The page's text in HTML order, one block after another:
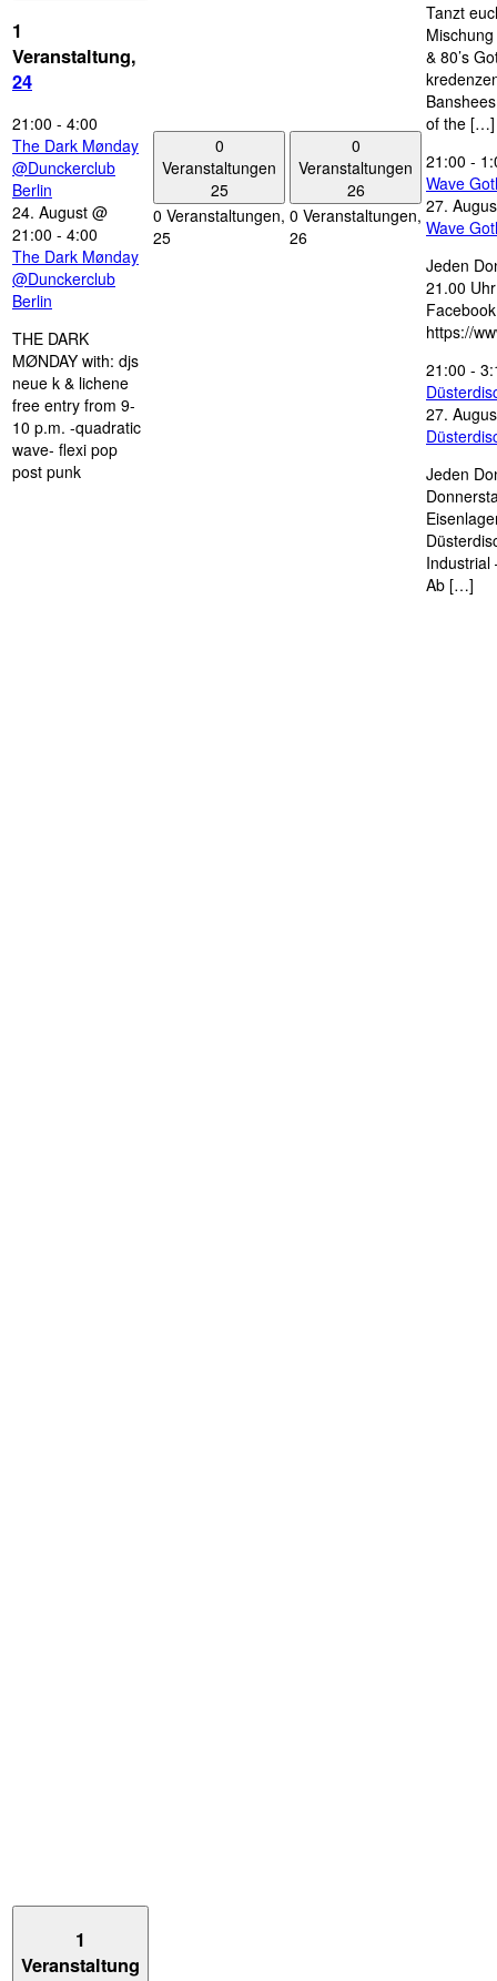
1
Veranstaltung,
24
21:00 - 4:00
The Dark Mønday
@Dunckerclub
Berlin
24. August @
21:00 - 4:00
The Dark Mønday
@Dunckerclub
Berlin
THE DARK
MØNDAY with: djs
neue k & lichene
free entry from 9-
10 p.m. -quadratic
wave- flexi pop
post punk
0
Veranstaltungen
25
0 Veranstaltungen,
25
0
Veranstaltungen
26
0 Veranstaltungen,
26
Tanzt
& 80’s
of the […]
21:00 -
Wave
27.
Wave
Jeden
21.00
https://
21:00 -
27.
Jeden
Industrial
Ab […]
1
Veranstaltung